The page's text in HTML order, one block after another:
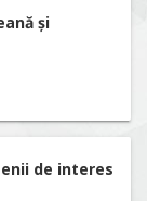
și
de interes